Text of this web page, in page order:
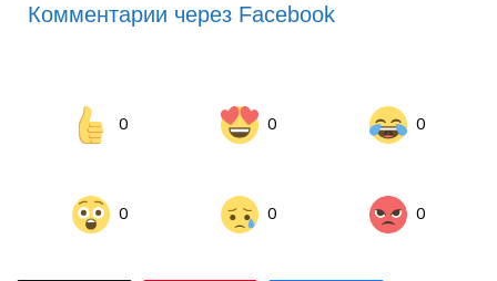
Комментарии через Facebook
0 0 0
0 0 0